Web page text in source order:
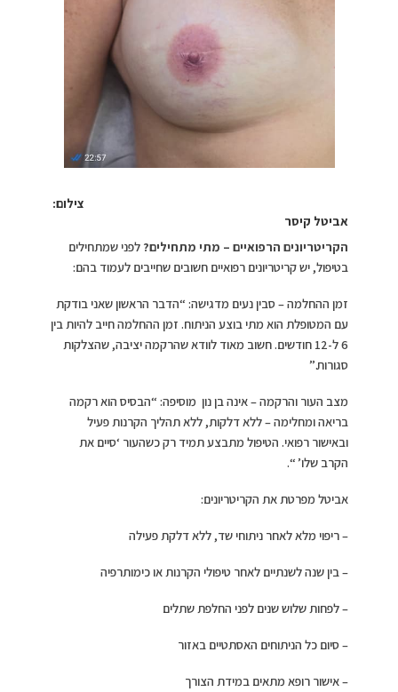
צילום:
אביטל קיסר
הקריטריונים הרפואיים – מתי מתחילים?לפני שמתחילים
בטיפול, יש קריטריונים רפואיים חשובים שחייבים לעמוד בהם:
זמן ההחלמה – סבין נעים מדגישה: “הדבר הראשון שאני בודקת
עם המטופלת הוא מתי בוצע הניתוח. זמן ההחלמה חייב להיות בין
6 ל-12 חודשים. חשוב מאוד לוודא שהרקמה יציבה, שהצלקות
סגורות.”
מצב העור והרקמה – אינה בן נון מוסיפה: “הבסיס הוא רקמה
בריאה ומחלימה – ללא דלקות, ללא תהליך הקרנות פעיל
ובאישור רפואי. הטיפול מתבצע תמיד רק כשהעור ‘סיים את
הקרב שלו’ “.
אביטל מפרטת את הקריטריונים:
– ריפוי מלא לאחר ניתוחי שד, ללא דלקת פעילה
– בין שנה לשנתיים לאחר טיפולי הקרנות או כימותרפיה
– לפחות שלוש שנים לפני החלפת שתלים
– סיום כל הניתוחים האסתטיים באזור
– אישור רופא מתאים במידת הצורך